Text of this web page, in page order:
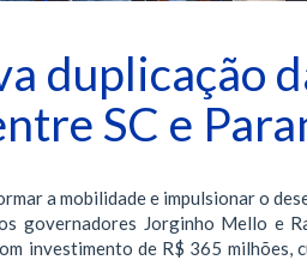
duplicação
SC e
a mobilidade e impulsionar o
governadores Jorginho Mello e
investimento de R$ 365 milhões,